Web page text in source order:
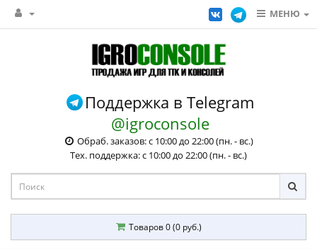
МЕНЮ
Поддержка в Telegram
@igroconsole
Обраб. заказов: с 10:00 до 22:00 (пн. - вс.)
Тех. поддержка: с 10:00 до 22:00 (пн. - вс.)
Товаров 0 (0 руб.)